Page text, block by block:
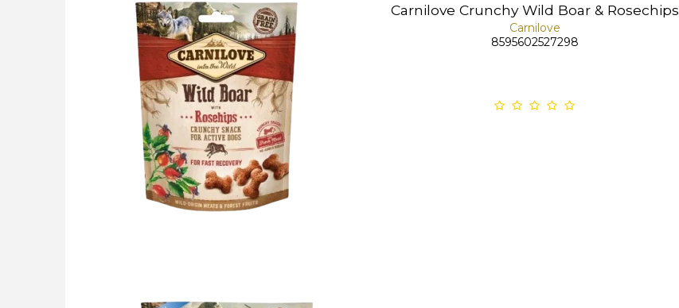
Carnilove Crunchy Wild Boar & Rosechips
Carnilove
8595602527298